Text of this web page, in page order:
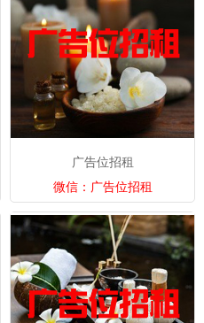
广告位招租
微信：广告位招租